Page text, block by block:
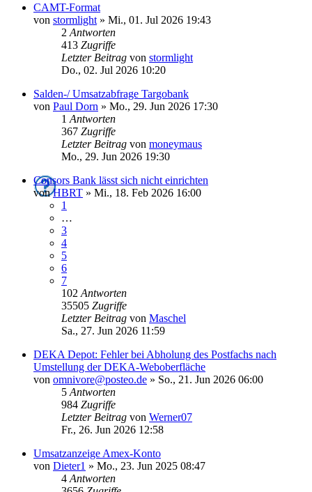
CAMT-Format
von stormlight » Mi., 01. Jul 2026 19:43
2 Antworten
413 Zugriffe
Letzter Beitrag von stormlight
Do., 02. Jul 2026 10:20
Salden-/ Umsatzabfrage Targobank
von Paul Dorn » Mo., 29. Jun 2026 17:30
1 Antworten
367 Zugriffe
Letzter Beitrag von moneymaus
Mo., 29. Jun 2026 19:30
Consors Bank lässt sich nicht einrichten
vonHBRT » Mi., 18. Feb 2026 16:00
1
…
3
4
5
6
7
102 Antworten
35505 Zugriffe
Letzter Beitrag von Maschel
Sa., 27. Jun 2026 11:59
DEKA Depot: Fehler bei Abholung des Postfachs nach
Umstellung der DEKA-Weboberfläche
von omnivore@posteo.de » So., 21. Jun 2026 06:00
5 Antworten
984 Zugriffe
Letzter Beitrag von Werner07
Fr., 26. Jun 2026 12:58
Umsatzanzeige Amex-Konto
von Dieter1 » Mo., 23. Jun 2025 08:47
4 Antworten